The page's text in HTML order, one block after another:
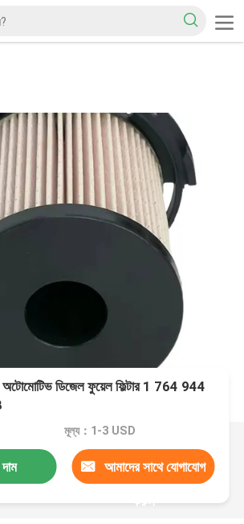
অটোমোটিভ ডিজেল ফুয়েল ফিল্টার 1 764 944
মূল্য：1-3 USD
আমাদের সাথে যোগাযোগ
করুন